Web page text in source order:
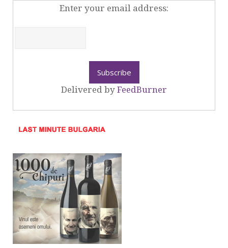
Enter your email address:
Delivered by FeedBurner